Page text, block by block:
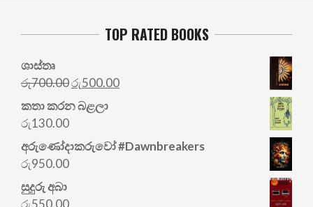
TOP RATED BOOKS
ශාස්තෘ
රු700.00Original
price
was:
රු500.00Current
කතා කරන බළලා
රු130.00
අරු‍ණෝදාකරුවෝ #Dawnbreakers
රු950.00
සුදුරු අබා